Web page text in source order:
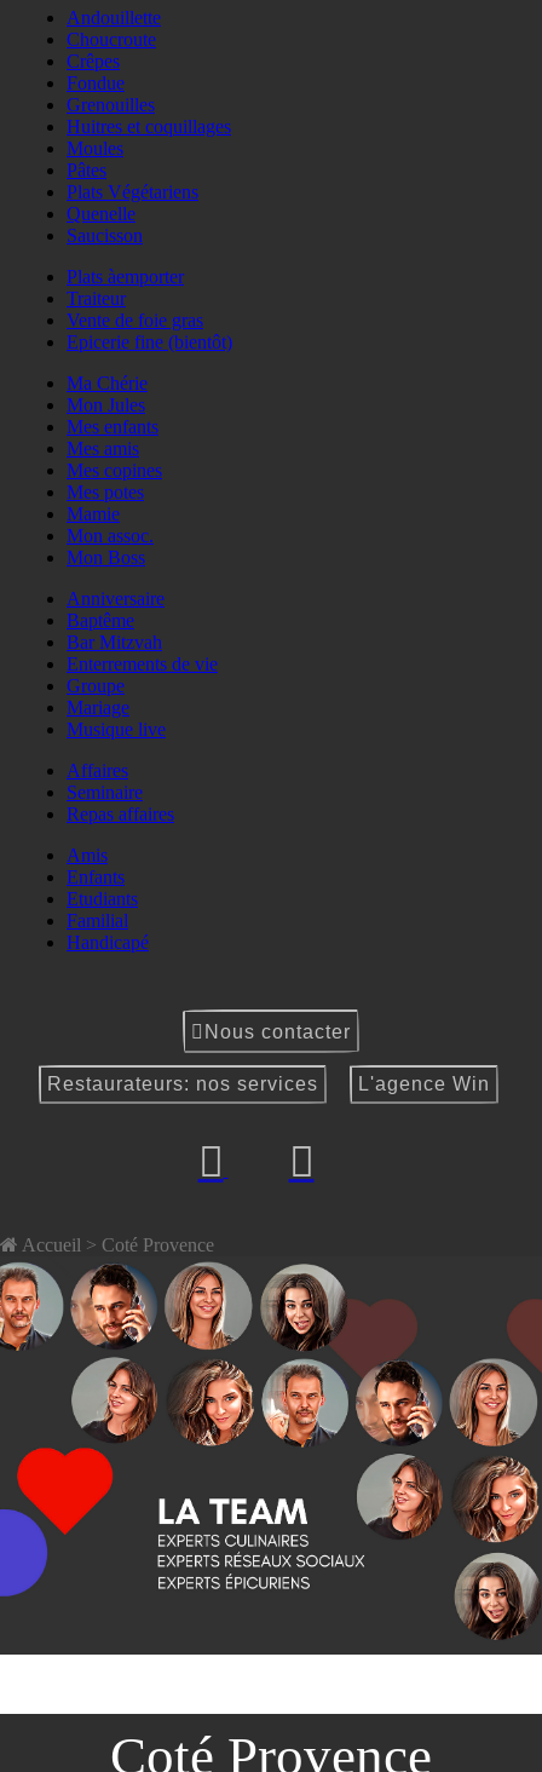
Andouillette
Choucroute
Crêpes
Fondue
Grenouilles
Huitres et coquillages
Moules
Pâtes
Plats Végétariens
Quenelle
Saucisson
Plats àemporter
Traiteur
Vente de foie gras
Epicerie fine (bientôt)
Ma Chérie
Mon Jules
Mes enfants
Mes amis
Mes copines
Mes potes
Mamie
Mon assoc.
Mon Boss
Anniversaire
Baptême
Bar Mitzvah
Enterrements de vie
Groupe
Mariage
Musique live
Affaires
Seminaire
Repas affaires
Amis
Enfants
Etudiants
Familial
Handicapé
Nous contacter
Restaurateurs: nos services L'agence Win
Accueil > Coté Provence
Coté Provence